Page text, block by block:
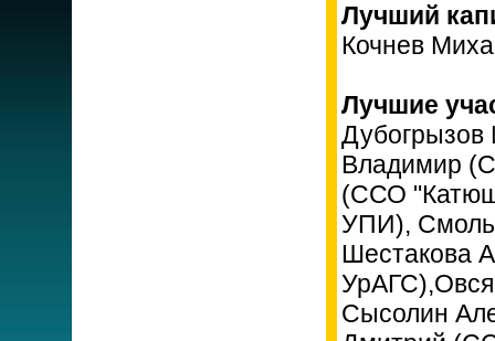
Лучший
Кочнев
Лучшие
Владимир
(ССО
УПИ),
Шестакова
Сысолин